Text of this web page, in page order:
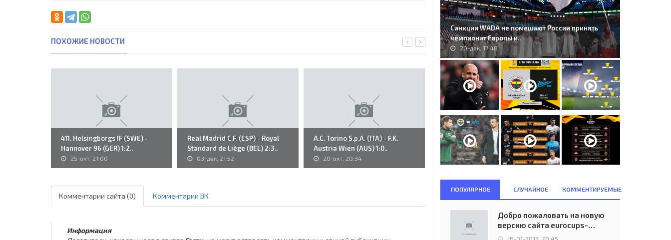
ПОХОЖИЕ НОВОСТИ
411. Helsingborgs IF (SWE) -
Hannover 96 (GER) 1:2..
25-окт, 21:00
Real Madrid C.F. (ESP) - Royal
Standard de Liège (BEL) 2:3..
03-дек, 21:52
A.C. Torino S.p.A. (ITA) - F.K.
Austria Wien (AUS) 1:0..
20-окт, 20:34
62. ND Gorica (SVN) - AS
Monaco (FRA) 0:3..
11-авг, 22:45
391. Borussia Dortmund (GER) -
Karpaty Lviv (UKR) 3:0..
02-дек, 21:00
Комментарии сайта (0) Комментарии ВК
Информация
Санкции WADA не помешают России принять
чемпионат Европы и..
20-дек, 17:48
ПОПУЛЯРНОЕ СЛУЧАЙНОЕ КОММЕНТИРУЕМЫЕ
Добро пожаловать на новую
версию сайта eurocups-
uefa.ru
18-01-2015, 20:45